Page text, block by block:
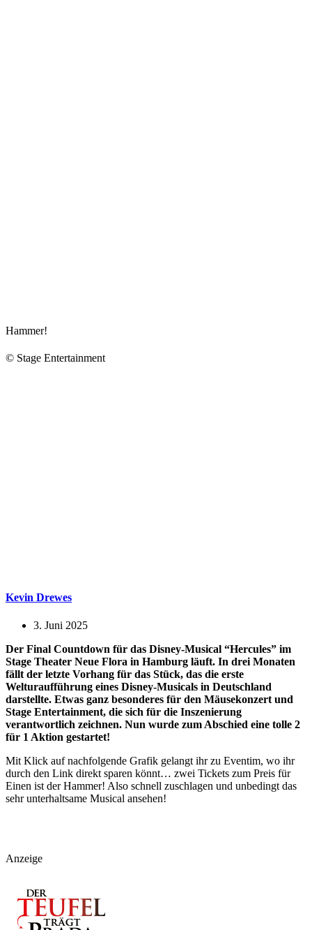
Hammer!
© Stage Entertainment
Kevin Drewes
3. Juni 2025
Der Final Countdown für das Disney-Musical “Hercules” im
Stage Theater Neue Flora in Hamburg läuft. In drei Monaten
fällt der letzte Vorhang für das Stück, das die erste
Welturaufführung eines Disney-Musicals in Deutschland
darstellte. Etwas ganz besonderes für den Mäusekonzert und
Stage Entertainment, die sich für die Inszenierung
verantwortlich zeichnen. Nun wurde zum Abschied eine tolle 2
für 1 Aktion gestartet!
Mit Klick auf nachfolgende Grafik gelangt ihr zu Eventim, wo ihr
durch den Link direkt sparen könnt… zwei Tickets zum Preis für
Einen ist der Hammer! Also schnell zuschlagen und unbedingt das
sehr unterhaltsame Musical ansehen!
Anzeige